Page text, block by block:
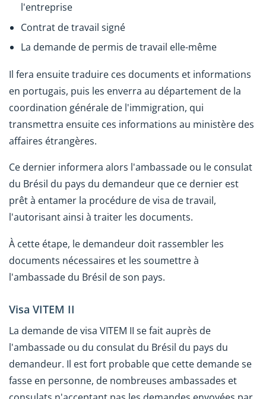
l'entreprise
Contrat de travail signé
La demande de permis de travail elle-même
Il fera ensuite traduire ces documents et informations
en portugais, puis les enverra au département de la
coordination générale de l'immigration, qui
transmettra ensuite ces informations au ministère des
affaires étrangères.
Ce dernier informera alors l'ambassade ou le consulat
du Brésil du pays du demandeur que ce dernier est
prêt à entamer la procédure de visa de travail,
l'autorisant ainsi à traiter les documents.
À cette étape, le demandeur doit rassembler les
documents nécessaires et les soumettre à
l'ambassade du Brésil de son pays.
Visa VITEM II
La demande de visa VITEM II se fait auprès de
l'ambassade ou du consulat du Brésil du pays du
demandeur. Il est fort probable que cette demande se
fasse en personne, de nombreuses ambassades et